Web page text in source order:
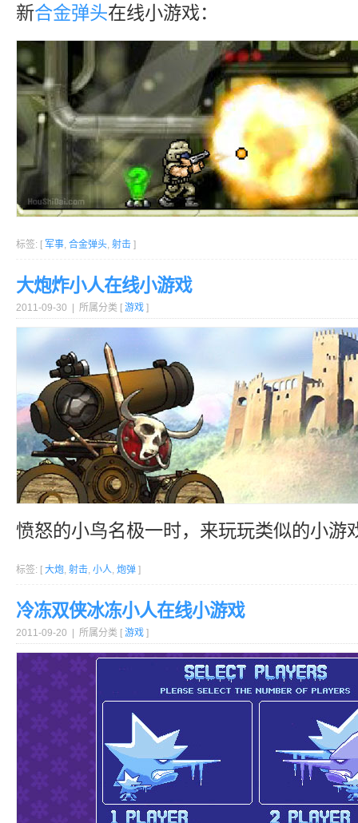
新合金弹头在线小游戏：
标签: [ 军事, 合金弹头, 射击 ]
大炮炸小人在线小游戏
2011-09-30 | 所属分类 [ 游戏 ]
愤怒的小鸟名极一时，来玩玩类似的小游
标签: [ 大炮, 射击, 小人, 炮弹 ]
冷冻双侠冰冻小人在线小游戏
2011-09-20 | 所属分类 [ 游戏 ]